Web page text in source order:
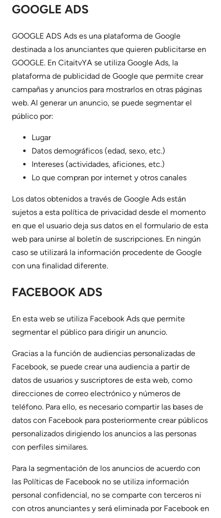
GOOGLE ADS
GOOGLE ADS Ads es una plataforma de Google
destinada a los anunciantes que quieren publicitarse en
GOOGLE. En CitaitvYA se utiliza Google Ads, la
plataforma de publicidad de Google que permite crear
campañas y anuncios para mostrarlos en otras páginas
web. Al generar un anuncio, se puede segmentar el
público por:
Lugar
Datos demográficos (edad, sexo, etc.)
Intereses (actividades, aficiones, etc.)
Lo que compran por internet y otros canales
Los datos obtenidos a través de Google Ads están
sujetos a esta política de privacidad desde el momento
en que el usuario deja sus datos en el formulario de esta
web para unirse al boletín de suscripciones. En ningún
caso se utilizará la información procedente de Google
con una finalidad diferente.
FACEBOOK ADS
En esta web se utiliza Facebook Ads que permite
segmentar el público para dirigir un anuncio.
Gracias a la función de audiencias personalizadas de
Facebook, se puede crear una audiencia a partir de
datos de usuarios y suscriptores de esta web, como
direcciones de correo electrónico y números de
teléfono. Para ello, es necesario compartir las bases de
datos con Facebook para posteriormente crear públicos
personalizados dirigiendo los anuncios a las personas
con perfiles similares.
Para la segmentación de los anuncios de acuerdo con
las Políticas de Facebook no se utiliza información
personal confidencial, no se comparte con terceros ni
con otros anunciantes y será eliminada por Facebook en